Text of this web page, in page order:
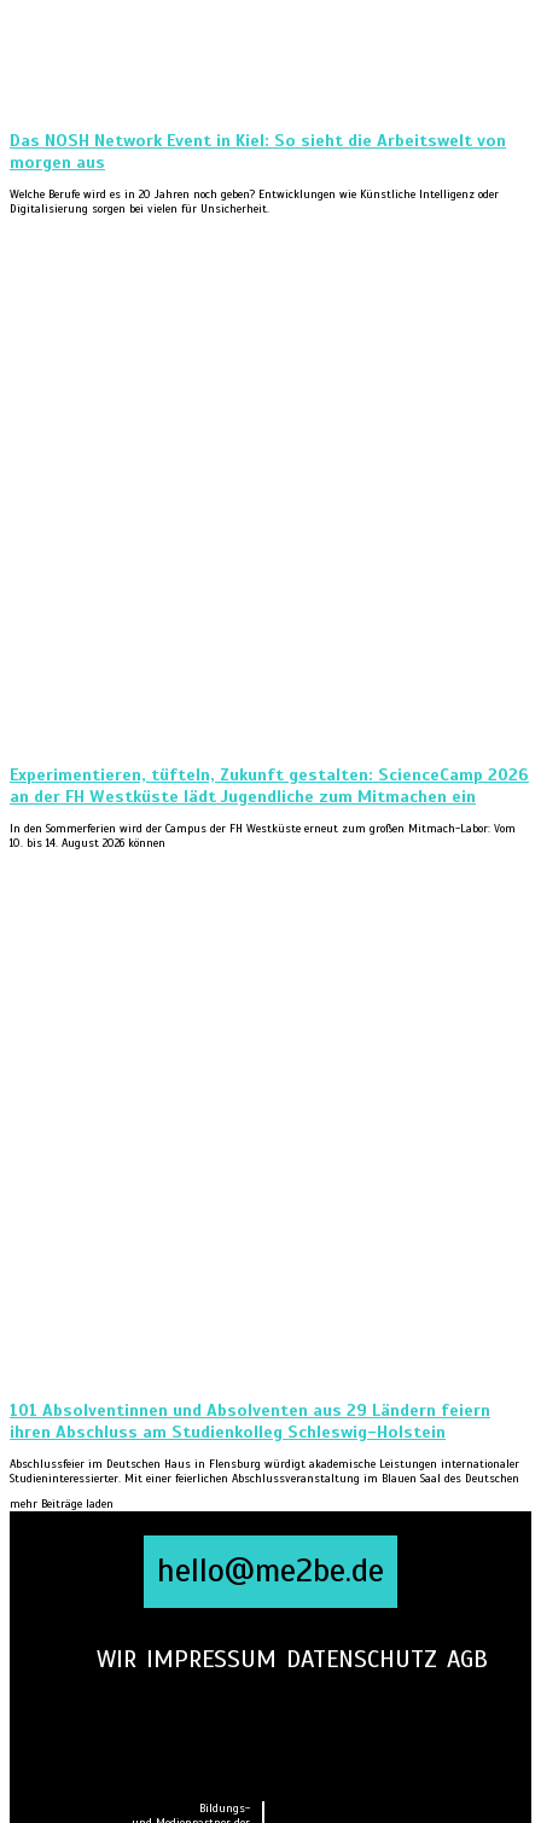
Das NOSH Network Event in Kiel: So sieht die Arbeitswelt von
morgen aus
Welche Berufe wird es in 20 Jahren noch geben? Entwicklungen wie Künstliche Intelligenz oder
Digitalisierung sorgen bei vielen für Unsicherheit.
Experimentieren, tüfteln, Zukunft gestalten: ScienceCamp 2026
an der FH Westküste lädt Jugendliche zum Mitmachen ein
In den Sommerferien wird der Campus der FH Westküste erneut zum großen Mitmach-Labor: Vom
10. bis 14. August 2026 können
101 Absolventinnen und Absolventen aus 29 Ländern feiern
ihren Abschluss am Studienkolleg Schleswig-Holstein
Abschlussfeier im Deutschen Haus in Flensburg würdigt akademische Leistungen internationaler
Studieninteressierter. Mit einer feierlichen Abschlussveranstaltung im Blauen Saal des Deutschen
mehr Beiträge laden
hello@me2be.de
WIR IMPRESSUM DATENSCHUTZ AGB
Bildungs-